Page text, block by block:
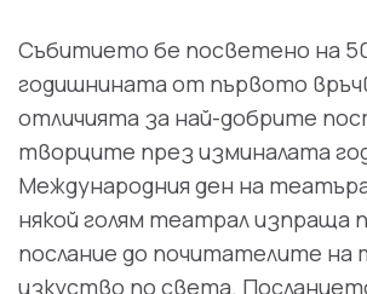
Събитието бе посветено на
годишнината от първото
отличията за най-добрите
творците през изминалата
Международния ден на
някой голям театрал изпраща
послание до почитателите на
изкуство по света.